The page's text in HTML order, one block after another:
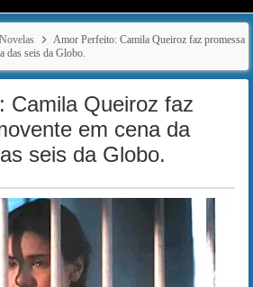
Novelas
Amor Perfeito: Camila Queiroz faz promessa
das seis da Globo.
Camila Queiroz faz
em cena da
seis da Globo.